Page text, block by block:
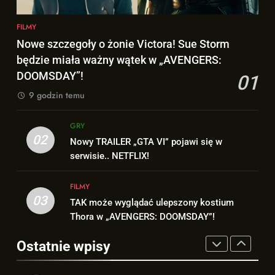
Victora! Sue Storm będzie miała
ważny wątek w „AVENGERS:
FILMY
2
GRY
TAK może wyglądać ulepszony
kostium Thora w „AVENGERS:
4
FILMY
Nowe szczegoły o żonie Victora! Sue Storm
będzie miała ważny wątek w „AVENGERS:
DOOMSDAY”!
01
9 godzin temu
02
GRY
Nowy TRAILER „GTA VI” pojawi się w
serwisie.. NETFLIX!
03
FILMY
TAK może wyglądać ulepszony kostium
Thora w „AVENGERS: DOOMSDAY”!
Ostatnie wpisy
FILMY
8
Wiemy KTO stoi za niesamowitą
1
Nowe szczegoły o żonie
Victora! Sue Storm będzie miała
2
Nowy TRAILER „GTA VI” pojawi
się w serwisie.. NETFLIX!
GRY